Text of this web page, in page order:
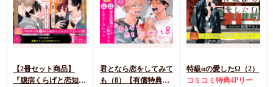
【2冊セット商品】
『臆病くらげと恋知ら
君となら恋をしてみて
も（8）【有償特典・
特級αの愛したΩ（2）
コミコミ特典4Pリー